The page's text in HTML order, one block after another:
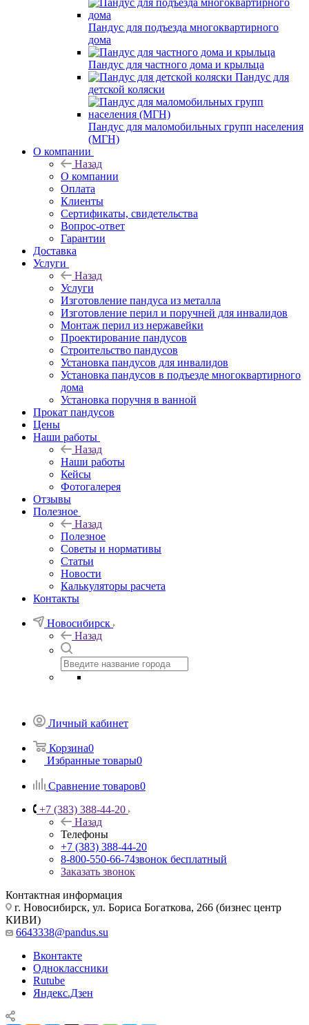
Пандус для подъезда многоквартирного
дома
Пандус для частного дома и крыльца
Пандус для
детской коляски
Пандус для маломобильных групп населения
(МГН)
О компании
Назад
О компании
Оплата
Клиенты
Сертификаты, свидетельства
Вопрос-ответ
Гарантии
Доставка
Услуги
Назад
Услуги
Изготовление пандуса из металла
Изготовление перил и поручней для инвалидов
Монтаж перил из нержавейки
Проектирование пандусов
Строительство пандусов
Установка пандусов для инвалидов
Установка пандусов в подъезде многоквартирного
дома
Установка поручня в ванной
Прокат пандусов
Цены
Наши работы
Назад
Наши работы
Кейсы
Фотогалерея
Отзывы
Полезное
Назад
Полезное
Советы и нормативы
Статьи
Новости
Калькуляторы расчета
Контакты
Новосибирск
Назад
Личный кабинет
Корзина0
Избранные товары0
Сравнение товаров0
+7 (383) 388-44-20
Назад
Телефоны
+7 (383) 388-44-20
8-800-550-66-74звонок бесплатный
Заказать звонок
Контактная информация
г. Новосибирск, ул. Бориса Богаткова, 266 (бизнес центр
КИВИ)
6643338@pandus.su
Вконтакте
Одноклассники
Rutube
Яндекс.Дзен